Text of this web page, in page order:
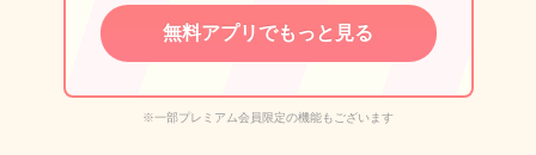
無料アプリでもっと見る
※一部プレミアム会員限定の機能もございます